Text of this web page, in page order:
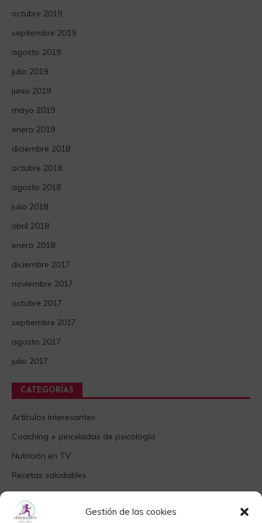
Gestión de las cookies
octubre 2019
septiembre 2019
agosto 2019
julio 2019
junio 2019
mayo 2019
enero 2019
diciembre 2018
octubre 2018
agosto 2018
julio 2018
abril 2018
enero 2018
diciembre 2017
noviembre 2017
octubre 2017
septiembre 2017
agosto 2017
julio 2017
CATEGORÍAS
Artículos interesantes
Coaching + pinceladas de psicología
Nutrición en TV
Recetas saludables
SABORES DIFERENTES
Videos TOP